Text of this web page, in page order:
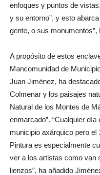
enfoques y puntos de
y su entorno”, y esto
gente, o sus monumentos”,
A propósito de estos
Mancomunidad de
Juan Jiménez, ha
Colmenar y los paisajes
Natural de los Montes de
enmarcado”. “Cualquier
municipio axárquico pero
Pintura es especialmente
ver a los artistas como van
lienzos”, ha añadido